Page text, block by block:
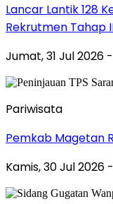
Lancar Lantik 128
Rekrutmen Tahap
Jumat, 31 Jul 2026
Pariwisata
Pemkab Magetan
Kamis, 30 Jul 2026